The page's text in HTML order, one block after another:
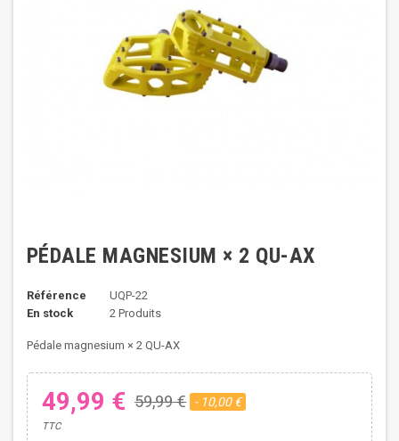
PÉDALE MAGNESIUM × 2 QU-AX
Référence
UQP-22
En stock
2 Produits
Pédale magnesium × 2 QU-AX
49,99 € 59,99 € - 10,00 €
TTC